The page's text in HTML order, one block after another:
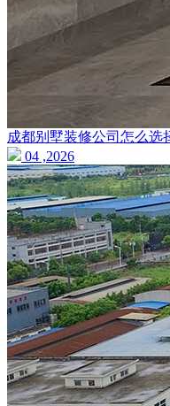
成都别墅装修公司怎么选
04 ,2026